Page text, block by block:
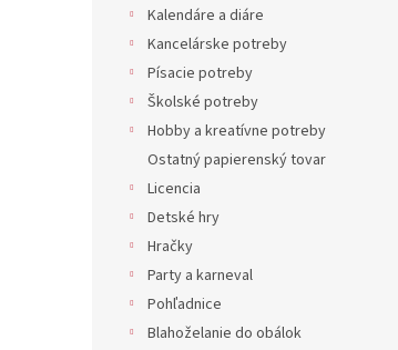
Kalendáre a diáre
Kancelárske potreby
Písacie potreby
Školské potreby
Hobby a kreatívne potreby
Ostatný papierenský tovar
Licencia
Detské hry
Hračky
Party a karneval
Pohľadnice
Blahoželanie do obálok